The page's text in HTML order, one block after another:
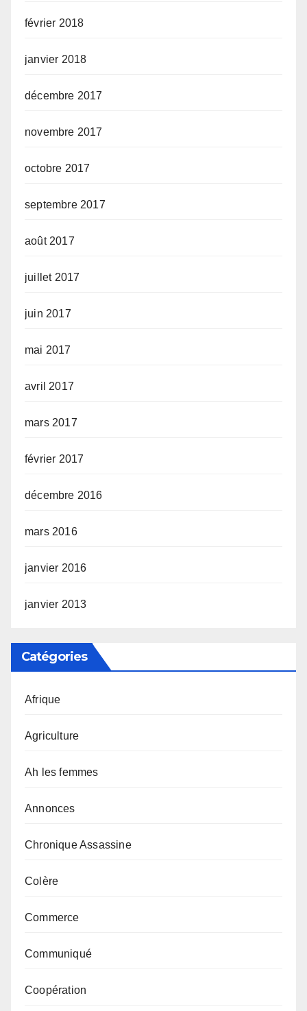
février 2018
janvier 2018
décembre 2017
novembre 2017
octobre 2017
septembre 2017
août 2017
juillet 2017
juin 2017
mai 2017
avril 2017
mars 2017
février 2017
décembre 2016
mars 2016
janvier 2016
janvier 2013
Catégories
Afrique
Agriculture
Ah les femmes
Annonces
Chronique Assassine
Colère
Commerce
Communiqué
Coopération